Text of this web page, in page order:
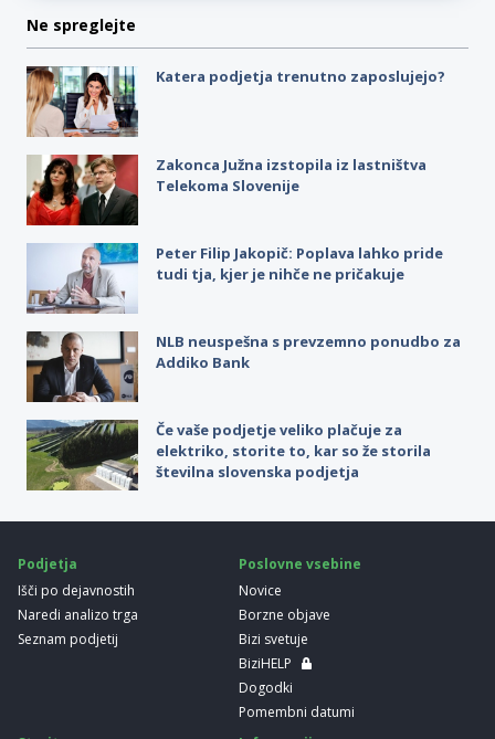
Ne spreglejte
Katera podjetja trenutno zaposlujejo?
Zakonca Južna izstopila iz lastništva
Telekoma Slovenije
Peter Filip Jakopič: Poplava lahko pride
tudi tja, kjer je nihče ne pričakuje
NLB neuspešna s prevzemno ponudbo za
Addiko Bank
Če vaše podjetje veliko plačuje za
elektriko, storite to, kar so že storila
številna slovenska podjetja
Podjetja
Išči po dejavnostih
Naredi analizo trga
Seznam podjetij
Poslovne vsebine
Novice
Borzne objave
Bizi svetuje
BiziHELP
Dogodki
Pomembni datumi